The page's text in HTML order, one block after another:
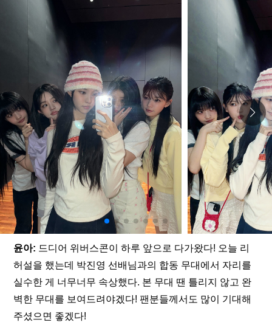
윤아: 드디어 위버스콘이 하루 앞으로 다가왔다! 오늘 리
허설을 했는데 박진영 선배님과의 합동 무대에서 자리를
실수한 게 너무너무 속상했다. 본 무대 땐 틀리지 않고 완
벽한 무대를 보여드려야겠다! 팬분들께서도 많이 기대해
주셨으면 좋겠다!